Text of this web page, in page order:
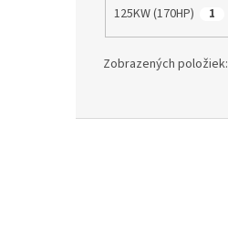
125KW (170HP) 1
Zobrazených položiek: